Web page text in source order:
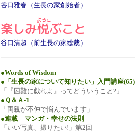
谷口雅春（生長の家創始者）
楽しみ悦ぶこと
谷口清超（前生長の家総裁）
●Words of Wisdom
●「生長の家について知りたい」入門講座(65)
「『困難に戯れよ』ってどういうこと?」
●Ｑ＆Ａ-1
「両親が不仲で悩んでいます」
●連載 マンガ・幸せの法則
「いい写真、撮りたい!」第2回